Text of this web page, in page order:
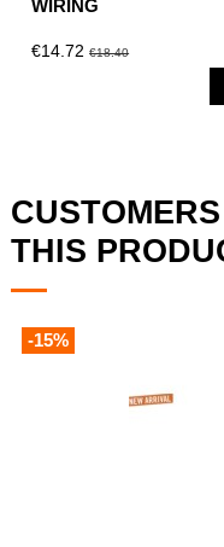
WIRING
€14.72€18.40
THIS
-15%